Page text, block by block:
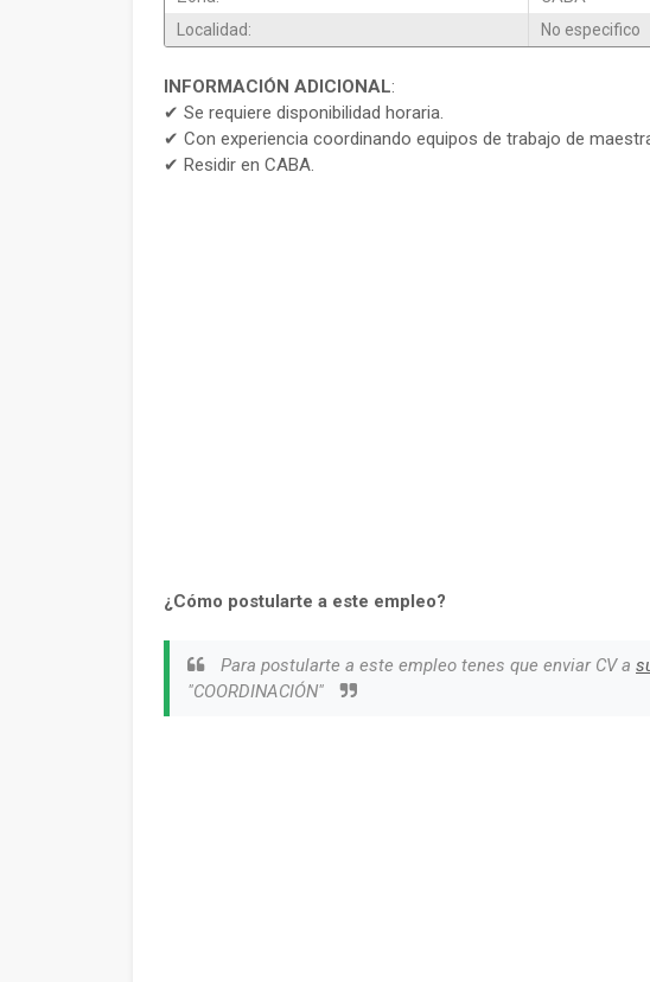
Localidad:
No especifico
INFORMACIÓN ADICIONAL:
✔ Se requiere disponibilidad horaria.
✔ Con experiencia coordinando equipos de trabajo de
✔ Residir en CABA.
¿Cómo postularte a este empleo?
Para postularte a este empleo tenes que enviar CV a
"COORDINACIÓN"